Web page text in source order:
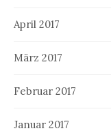
April 2017
März 2017
Februar 2017
Januar 2017